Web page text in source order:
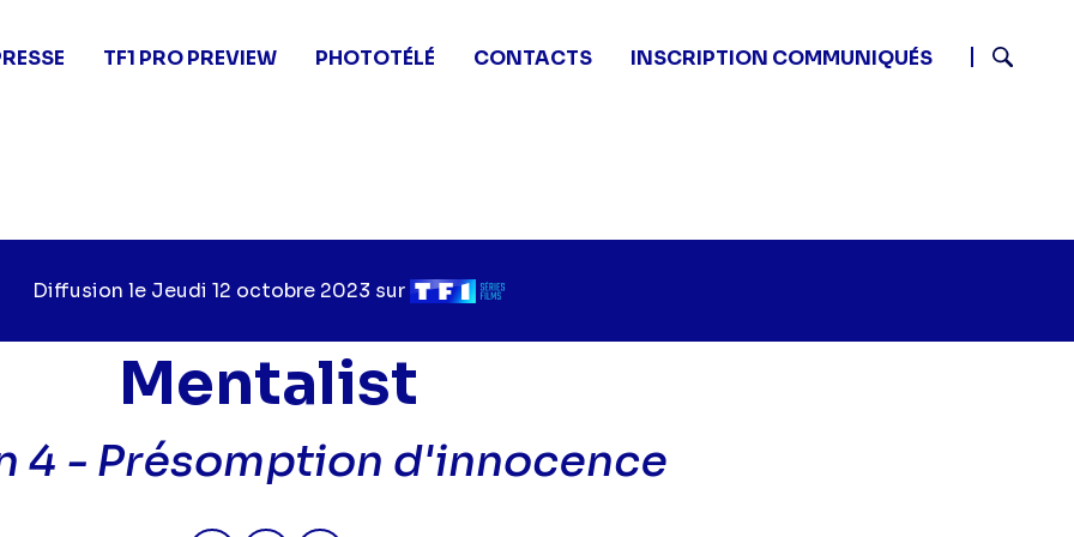
TF1 PRO PREVIEW PHOTOTÉLÉ CONTACTS
INSCRIPTION COMMUNIQUÉS
Diffusion le Jour
diffusion
Jeudi 12 octobre 2023 sur Chaîne
diffusion
Mentalist
4 - Présomption d'innocence